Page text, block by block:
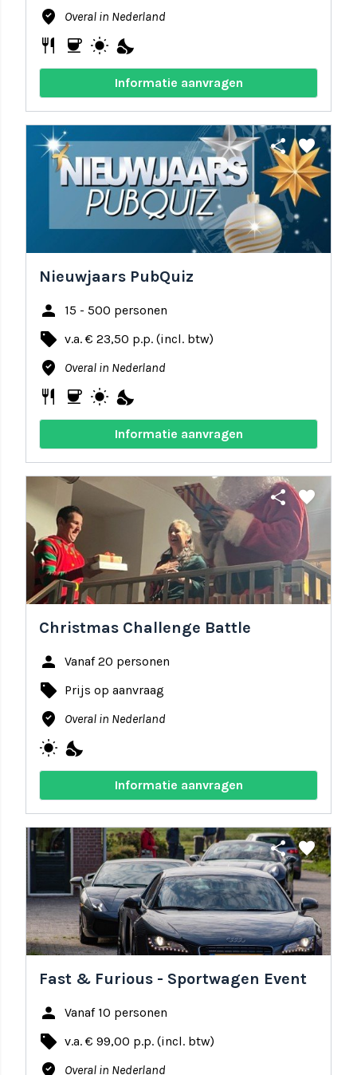
where_to_vote Overal in Nederland
restaurant coffee wb_sunny nights_stay
Informatie aanvragen
share favorite
Nieuwjaars PubQuiz
person 15 - 500 personen
local_offer v.a. € 23,50 p.p. (incl. btw)
where_to_vote Overal in Nederland
restaurant coffee wb_sunny nights_stay
Informatie aanvragen
share favorite
Christmas Challenge Battle
person Vanaf 20 personen
local_offer Prijs op aanvraag
where_to_vote Overal in Nederland
wb_sunny nights_stay
Informatie aanvragen
share favorite
Fast & Furious - Sportwagen Event
person Vanaf 10 personen
local_offer v.a. € 99,00 p.p. (incl. btw)
where_to_vote Overal in Nederland